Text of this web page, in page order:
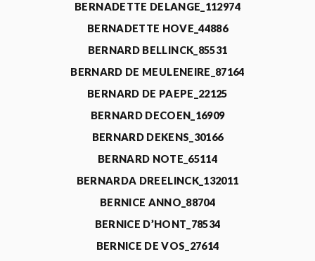
BERNADETTE DELANGE_112974
BERNADETTE HOVE_44886
BERNARD BELLINCK_85531
BERNARD DE MEULENEIRE_87164
BERNARD DE PAEPE_22125
BERNARD DECOEN_16909
BERNARD DEKENS_30166
BERNARD NOTE_65114
BERNARDA DREELINCK_132011
BERNICE ANNO_88704
BERNICE D’HONT_78534
BERNICE DE VOS_27614